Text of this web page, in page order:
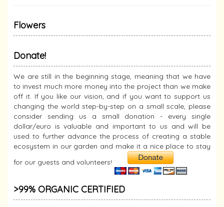
Flowers
Donate!
We are still in the beginning stage, meaning that we have
to invest much more money into the project than we make
off it. If you like our vision, and if you want to support us
changing the world step-by-step on a small scale, please
consider sending us a small donation - every single
dollar/euro is valuable and important to us and will be
used to further advance the process of creating a stable
ecosystem in our garden and make it a nice place to stay
for our guests and volunteers!
>99% ORGANIC CERTIFIED